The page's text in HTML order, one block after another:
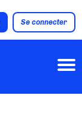
Se connecter